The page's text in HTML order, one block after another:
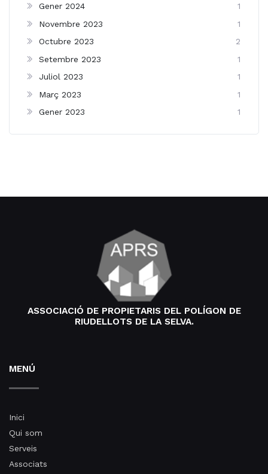
Gener 2024
1
Novembre 2023
1
Octubre 2023
2
Setembre 2023
1
Juliol 2023
1
Març 2023
1
Gener 2023
1
ASSOCIACIÓ DE PROPIETARIS DEL POLÍGON DE
RIUDELLOTS DE LA SELVA.
MENÚ
Inici
Qui som
Serveis
Associats